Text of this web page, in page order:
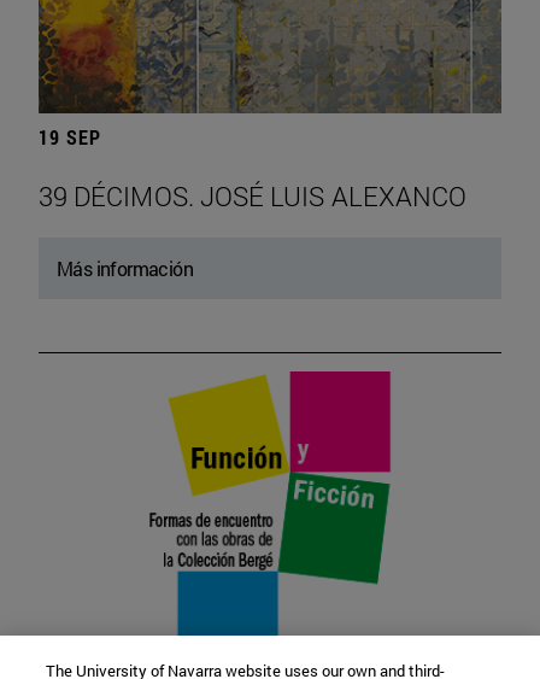
19 SEP
39 DÉCIMOS. JOSÉ LUIS ALEXANCO
Más información
The University of Navarra website uses our own and third-